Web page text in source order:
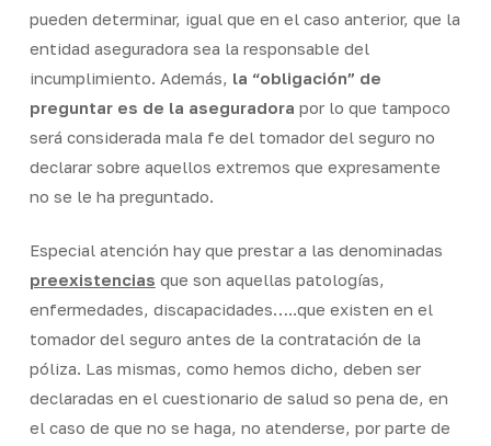
pueden determinar, igual que en el caso anterior, que la
entidad aseguradora sea la responsable del
incumplimiento. Además, la “obligación” de
preguntar es de la aseguradora por lo que tampoco
será considerada mala fe del tomador del seguro no
declarar sobre aquellos extremos que expresamente
no se le ha preguntado.
Especial atención hay que prestar a las denominadas
preexistencias que son aquellas patologías,
enfermedades, discapacidades…..que existen en el
tomador del seguro antes de la contratación de la
póliza. Las mismas, como hemos dicho, deben ser
declaradas en el cuestionario de salud so pena de, en
el caso de que no se haga, no atenderse, por parte de